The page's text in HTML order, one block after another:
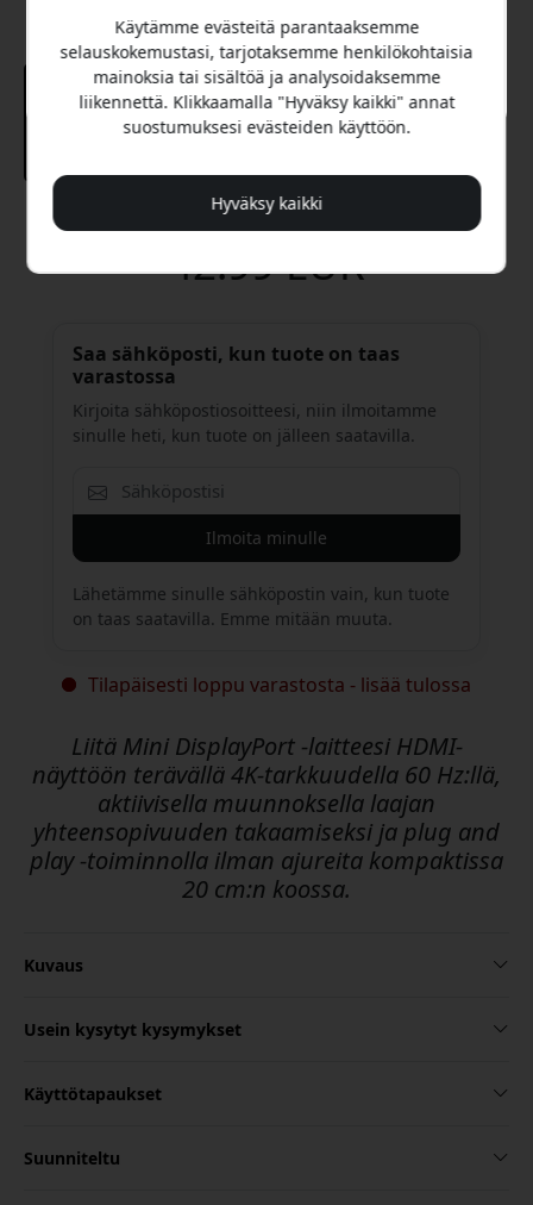
Suositeltava hinta
42.99 EUR
Saa sähköposti, kun tuote on taas
varastossa
Kirjoita sähköpostiosoitteesi, niin ilmoitamme
sinulle heti, kun tuote on jälleen saatavilla.
Ilmoita minulle
Lähetämme sinulle sähköpostin vain, kun tuote
on taas saatavilla. Emme mitään muuta.
Tilapäisesti loppu varastosta - lisää tulossa
Liitä Mini DisplayPort -laitteesi HDMI-
näyttöön terävällä 4K-tarkkuudella 60 Hz:llä,
aktiivisella muunnoksella laajan
yhteensopivuuden takaamiseksi ja plug and
play -toiminnolla ilman ajureita kompaktissa
20 cm:n koossa.
Kuvaus
Usein kysytyt kysymykset
Käyttötapaukset
Suunniteltu
Käytämme evästeitä parantaaksemme
selauskokemustasi, tarjotaksemme henkilökohtaisia
mainoksia tai sisältöä ja analysoidaksemme
liikennettä. Klikkaamalla "Hyväksy kaikki" annat
suostumuksesi evästeiden käyttöön.
Hyväksy kaikki
Ei, maksan mieluummin täyden hinnan.